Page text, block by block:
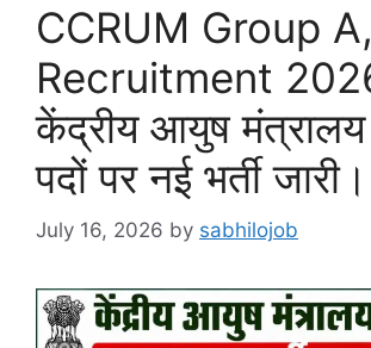
CCRUM Group
Recruitment
केंद्रीय आयुष
पदों पर नई भर्ती जारी।
July 16, 2026 by sabhilojob